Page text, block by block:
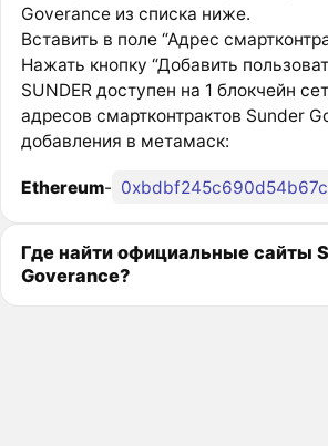
Goverance из списка ниже.
Вставить в поле “Адрес
Нажать кнопку “Добавить
SUNDER доступен на 1 блокчейн
адресов смартконтрактов Sunder
добавления в метамаск:
Ethereum-
Где найти официальные сайты
Goverance?